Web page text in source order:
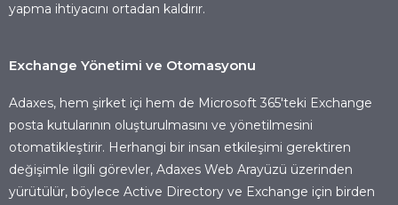
yapma ihtiyacını ortadan kaldırır.
Exchange Yönetimi ve Otomasyonu
Adaxes, hem şirket içi hem de Microsoft 365'teki Exchange
posta kutularının oluşturulmasını ve yönetilmesini
otomatikleştirir. Herhangi bir insan etkileşimi gerektiren
değişimle ilgili görevler, Adaxes Web Arayüzü üzerinden
yürütülür, böylece Active Directory ve Exchange için birden